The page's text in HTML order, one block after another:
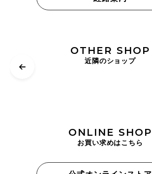
OTHER SHOP
近隣のショップ
ONLINE SHOP
お買い求めはこちら